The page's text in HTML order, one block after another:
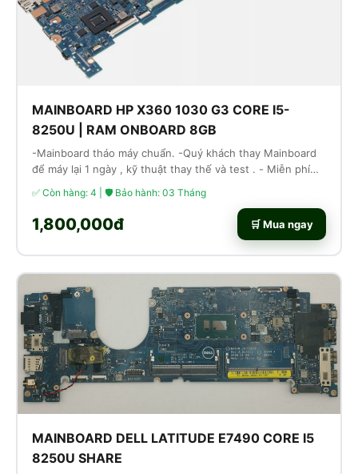
MAINBOARD HP X360 1030 G3 CORE I5-
8250U | RAM ONBOARD 8GB
-Mainboard tháo máy chuẩn. -Quý khách thay Mainboard
để máy lại 1 ngày , kỹ thuật thay thế và test . - Miễn phí
công thay thế lắp ráp
✅ Còn hàng: 4 | 🛡 Bảo hành: 03 Tháng
1,800,000đ 🛒 Mua ngay
MAINBOARD DELL LATITUDE E7490 CORE I5
8250U SHARE